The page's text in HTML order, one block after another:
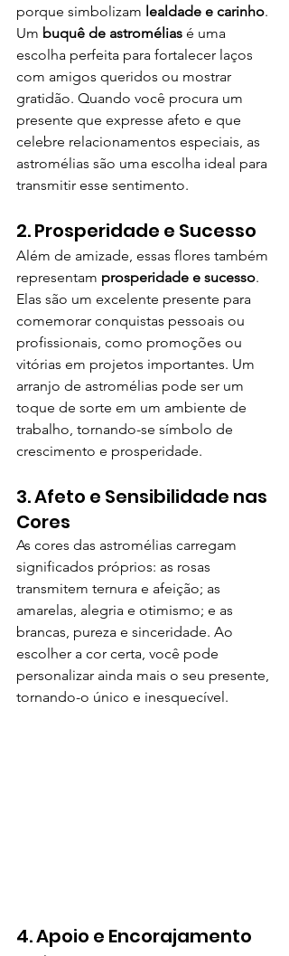
porque simbolizam lealdade e carinho.
Um buquê de astromélias é uma
escolha perfeita para fortalecer laços
com amigos queridos ou mostrar
gratidão. Quando você procura um
presente que expresse afeto e que
celebre relacionamentos especiais, as
astromélias são uma escolha ideal para
transmitir esse sentimento.
2. Prosperidade e Sucesso
Além de amizade, essas flores também
representam prosperidade e sucesso.
Elas são um excelente presente para
comemorar conquistas pessoais ou
profissionais, como promoções ou
vitórias em projetos importantes. Um
arranjo de astromélias pode ser um
toque de sorte em um ambiente de
trabalho, tornando-se símbolo de
crescimento e prosperidade.
3. Afeto e Sensibilidade nas
Cores
As cores das astromélias carregam
significados próprios: as rosas
transmitem ternura e afeição; as
amarelas, alegria e otimismo; e as
brancas, pureza e sinceridade. Ao
escolher a cor certa, você pode
personalizar ainda mais o seu presente,
tornando-o único e inesquecível.
4. Apoio e Encorajamento